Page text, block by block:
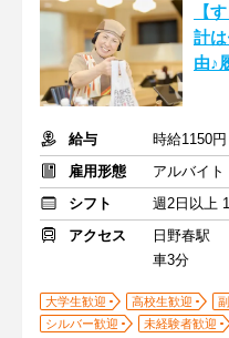
【
計
由♪
給与
雇用形態
アルバイト
シフト
週2日以上
アクセス
日野春駅
車3分
大学生歓迎 高校生歓迎
シルバー歓迎
未経験者歓迎